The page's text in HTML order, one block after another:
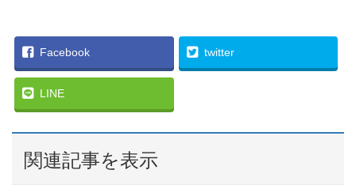
Facebook twitter
LINE
関連記事を表示